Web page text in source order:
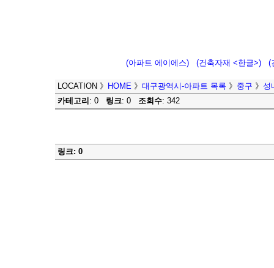
(아파트 에이에스) (건축자재 <한글>) (
LOCATION 》 HOME 》 대구광역시-아파트 목록 》 중구 》 성
카테고리 : 0 링크: 0 조회수: 342
링크: 0